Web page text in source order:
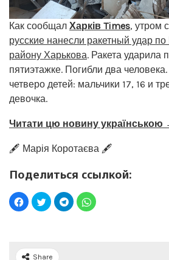
Как сообщал Харків Times, утром
русские нанесли ракетный удар
району Харькова. Ракета ударила
пятиэтажке. Погибли два
четверо детей: мальчики 17, 16 и
девочка.
Читати цю новину українською
🖋️ Марія Коротаєва 🖋️
Поделиться ссылкой:
Share